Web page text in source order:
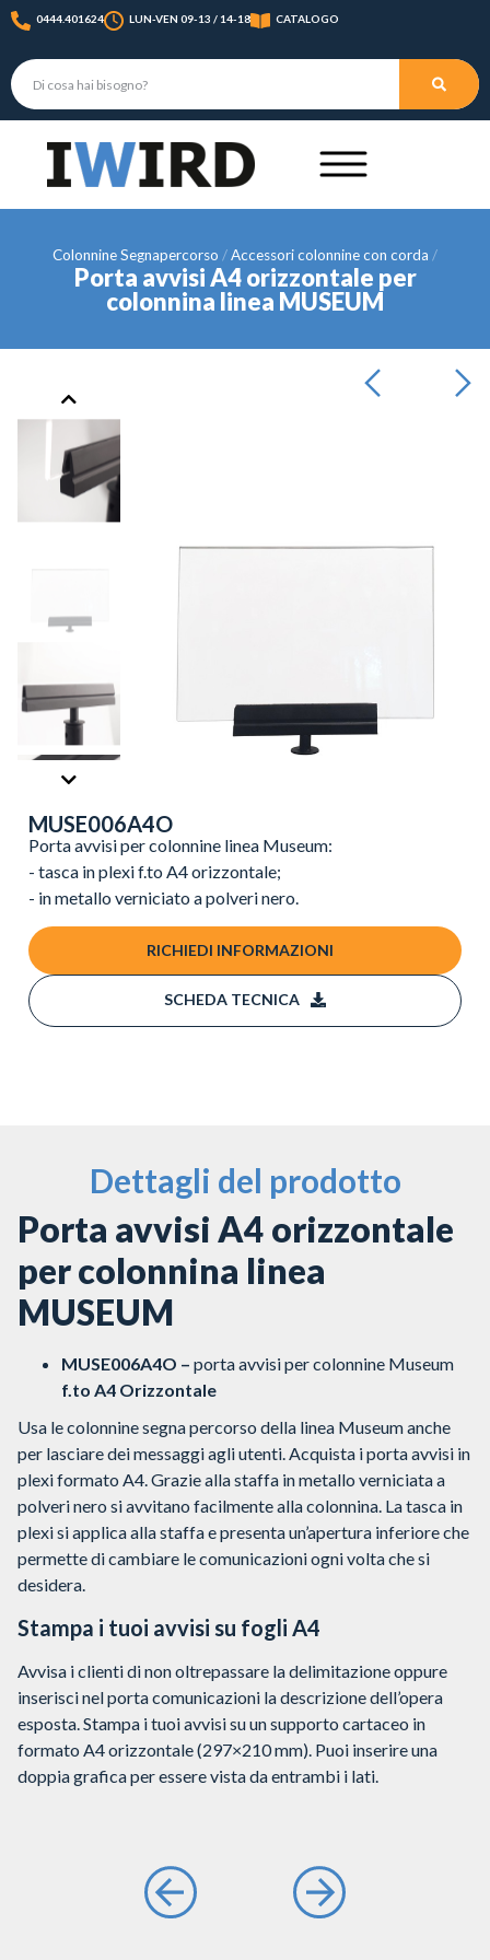
0444.401624 LUN-VEN 09-13 / 14-18 CATALOGO
Colonnine Segnapercorso Accessori colonnine con corda
Porta avvisi A4 orizzontale per
colonnina linea MUSEUM
MUSE006A4O
Porta avvisi per colonnine linea Museum:
- tasca in plexi f.to A4 orizzontale;
- in metallo verniciato a polveri nero.
RICHIEDI INFORMAZIONI
SCHEDA TECNICA
Dettagli del prodotto
Porta avvisi A4 orizzontale
per colonnina linea
MUSEUM
MUSE006A4O – porta avvisi per colonnine Museum
f.to A4 Orizzontale
Usa le colonnine segna percorso della linea Museum anche
per lasciare dei messaggi agli utenti. Acquista i porta avvisi in
plexi formato A4. Grazie alla staffa in metallo verniciata a
polveri nero si avvitano facilmente alla colonnina. La tasca in
plexi si applica alla staffa e presenta un’apertura inferiore che
permette di cambiare le comunicazioni ogni volta che si
desidera.
Stampa i tuoi avvisi su fogli A4
Avvisa i clienti di non oltrepassare la delimitazione oppure
inserisci nel porta comunicazioni la descrizione dell’opera
esposta. Stampa i tuoi avvisi su un supporto cartaceo in
formato A4 orizzontale (297×210 mm). Puoi inserire una
doppia grafica per essere vista da entrambi i lati.